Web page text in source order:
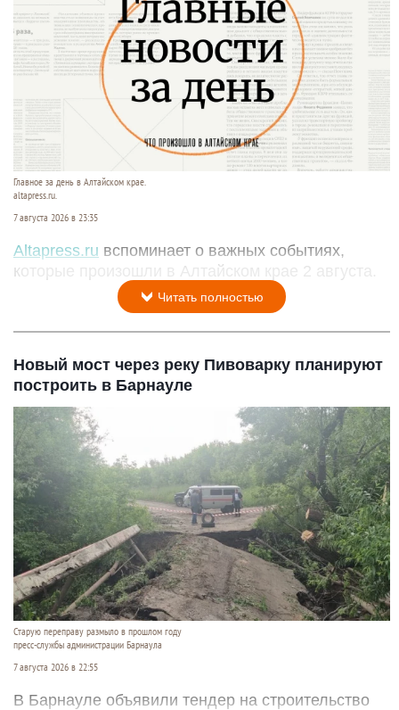
Главное за день в Алтайском крае.
altapress.ru.
7 августа 2026 в 23:35
Altapress.ru вспоминает о важных событиях,
которые произошли в Алтайском крае 2 августа.
Читать полностью
Новый мост через реку Пивоварку планируют
построить в Барнауле
Старую переправу размыло в прошлом году
пресс-службы администрации Барнаула
7 августа 2026 в 22:55
В Барнауле объявили тендер на строительство